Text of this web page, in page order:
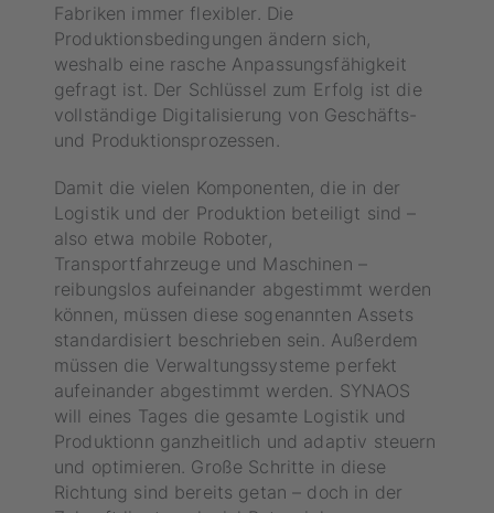
Fabriken immer flexibler. Die
Produktionsbedingungen ändern sich,
weshalb eine rasche Anpassungsfähigkeit
gefragt ist. Der Schlüssel zum Erfolg ist die
vollständige Digitalisierung von Geschäfts-
und Produktionsprozessen.
Damit die vielen Komponenten, die in der
Logistik und der Produktion beteiligt sind –
also etwa mobile Roboter,
Transportfahrzeuge und Maschinen –
reibungslos aufeinander abgestimmt werden
können, müssen diese sogenannten Assets
standardisiert beschrieben sein. Außerdem
müssen die Verwaltungssysteme perfekt
aufeinander abgestimmt werden. SYNAOS
will eines Tages die gesamte Logistik und
Produktionn ganzheitlich und adaptiv steuern
und optimieren. Große Schritte in diese
Richtung sind bereits getan – doch in der